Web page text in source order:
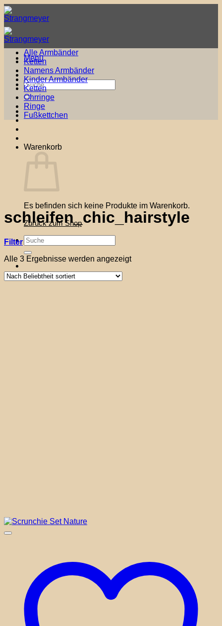
Zum
Inhalt
springen
Menü
Suche
nach:
Warenkorb
Es befinden sich keine Produkte im Warenkorb.
Zurück zum Shop
Suche
nach:
Alle Armbänder
Ketten
Namens Armbänder
Kinder Armbänder
Ketten
Ohrringe
Ringe
Fußkettchen
schleifen_chic_hairstyle
Filter
Alle 3 Ergebnisse werden angezeigtNach